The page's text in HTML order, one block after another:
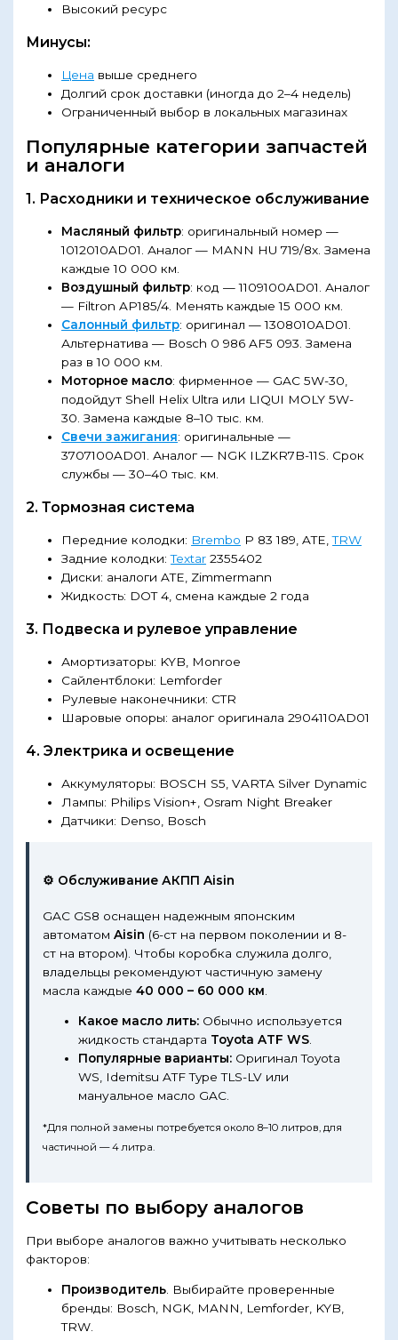
Высокий ресурс
Минусы:
Цена выше среднего
Долгий срок доставки (иногда до 2–4 недель)
Ограниченный выбор в локальных магазинах
Популярные категории запчастей
и аналоги
1. Расходники и техническое обслуживание
Масляный фильтр: оригинальный номер —
1012010AD01. Аналог — MANN HU 719/8x. Замена
каждые 10 000 км.
Воздушный фильтр: код — 1109100AD01. Аналог
— Filtron AP185/4. Менять каждые 15 000 км.
Салонный фильтр: оригинал — 1308010AD01.
Альтернатива — Bosch 0 986 AF5 093. Замена
раз в 10 000 км.
Моторное масло: фирменное — GAC 5W-30,
подойдут Shell Helix Ultra или LIQUI MOLY 5W-
30. Замена каждые 8–10 тыс. км.
Свечи зажигания: оригинальные —
3707100AD01. Аналог — NGK ILZKR7B-11S. Срок
службы — 30–40 тыс. км.
2. Тормозная система
Передние колодки: Brembo P 83 189, ATE,TRW
Задние колодки:Textar 2355402
Диски: аналоги ATE, Zimmermann
Жидкость: DOT 4, смена каждые 2 года
3. Подвеска и рулевое управление
Амортизаторы: KYB, Monroe
Сайлентблоки: Lemforder
Рулевые наконечники: CTR
Шаровые опоры: аналог оригинала 2904110AD01
4. Электрика и освещение
Аккумуляторы: BOSCH S5, VARTA Silver Dynamic
Лампы: Philips Vision+, Osram Night Breaker
Датчики: Denso, Bosch
⚙️ Обслуживание АКПП Aisin
GAC GS8 оснащен надежным японским
автоматомAisin (6-ст на первом поколении и 8-
ст на втором). Чтобы коробка служила долго,
владельцы рекомендуют частичную замену
масла каждые40 000 – 60 000 км
Какое масло лить: Обычно используется
жидкость стандарта Toyota ATF WS.
Популярные варианты: Оригинал Toyota
WS, Idemitsu ATF Type TLS-LV или
мануальное масло GAC.
*Для полной замены потребуется около 8–10 литров, для
частичной — 4 литра.
Советы по выбору аналогов
При выборе аналогов важно учитывать несколько
факторов:
Производитель. Выбирайте проверенные
бренды: Bosch, NGK, MANN, Lemforder, KYB,
TRW.